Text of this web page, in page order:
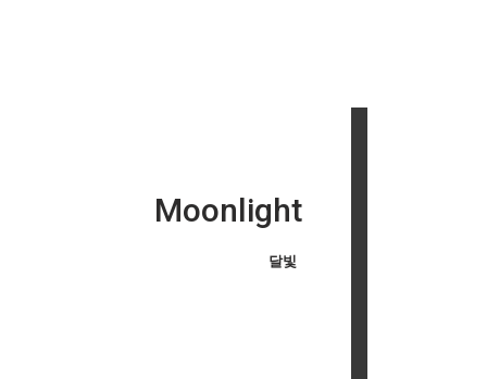
Moonlight
달빛